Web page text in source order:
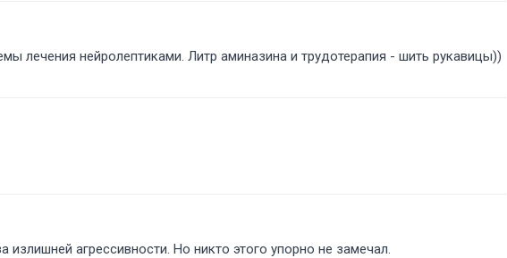
лечения нейролептиками. Литр аминазина и трудотерапия - шить рукавицы))
агрессивности. Но никто этого упорно не замечал.